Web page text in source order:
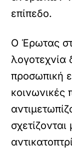
επίπεδο.
Ο Έρωτας
λογοτεχνία
προσωπική
κοινωνικές